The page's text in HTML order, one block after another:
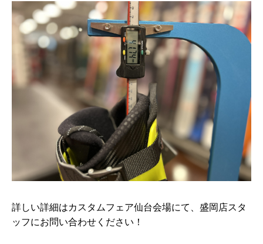
詳しい詳細はカスタムフェア仙台会場にて、盛岡店スタ
ッフにお問い合わせください！